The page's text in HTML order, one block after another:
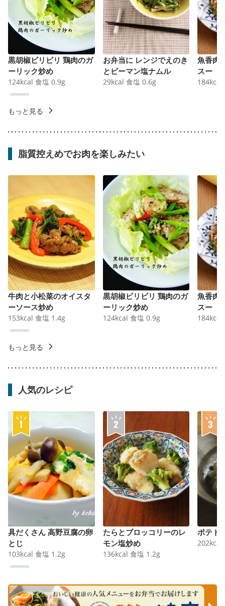
黒胡椒ビリビリ 鶏肉のガ
ーリック炒め
124kcal 食塩 0.9g
お弁当に レンジでえのき
とピーマン塩ナムル
29kcal 食塩 0.6g
魚香肉
スー
184kcal
もっと見る
脂質控えめでお肉を楽しみたい
牛肉と小松菜のオイスタ
ーソース炒め
153kcal 食塩 1.4g
黒胡椒ビリビリ 鶏肉のガ
ーリック炒め
124kcal 食塩 0.9g
魚香肉
スー
184kcal
もっと見る
人気のレシピ
具だくさん 高野豆腐の卵
とじ
103kcal 食塩 1.2g
たらとブロッコリーのレ
モン塩炒め
136kcal 食塩 1.2g
ポテト
202kcal